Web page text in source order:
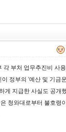
부처 업무추진비 사
정부의 '예산 및 기금
게 지급한 사실도 공개
청와대로부터 불호령